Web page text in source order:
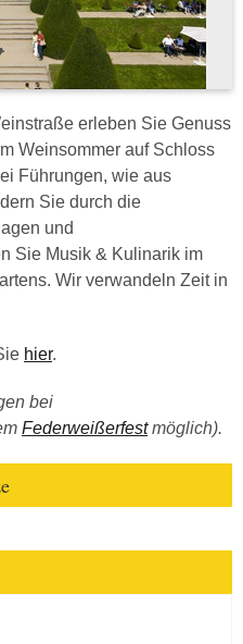
erleben Sie Genuss
Weinsommer auf Schloss
Führungen, wie aus
Sie durch die
und
Sie Musik & Kulinarik im
Wir verwandeln Zeit in
hier.
bei
Federweißerfestmöglich).